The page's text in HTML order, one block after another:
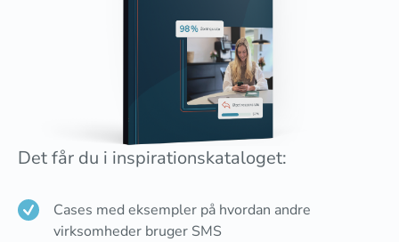
Det får du i inspirationskataloget:
Cases med eksempler på hvordan andre
virksomheder bruger SMS